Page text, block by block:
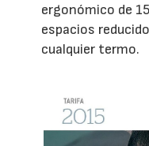
ergonómico de
espacios
cualquier termo.